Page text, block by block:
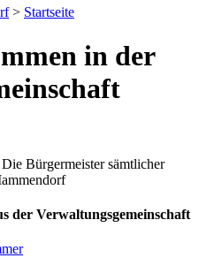
> Startseite
in der
der Verwaltungsgemeinschaft